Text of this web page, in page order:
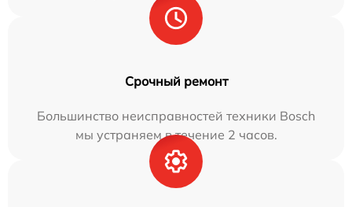
Срочный ремонт
Большинство неисправностей техники Bosch
мы устраняем в течение 2 часов.